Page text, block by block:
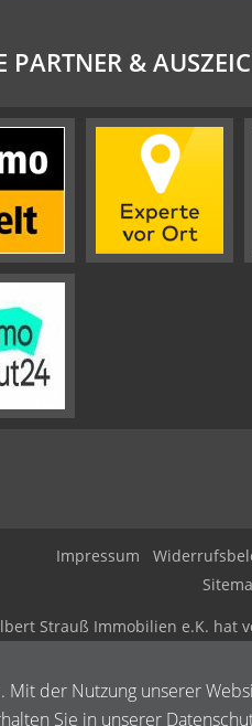
der Nutzung unserer
Sie in unserer
PARTNER &
Impressum
Strauß Immobilien e.K. hat